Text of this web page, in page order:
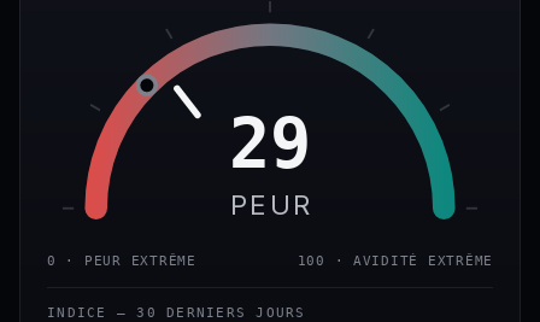
29
PEUR
0 · PEUR EXTRÊME 100 · AVIDITÉ EXTRÊME
INDICE — 30 DERNIERS JOURS